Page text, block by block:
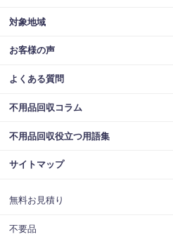
対象地域
お客様の声
よくある質問
不用品回収コラム
不用品回収役立つ用語集
サイトマップ
無料お見積り
不要品